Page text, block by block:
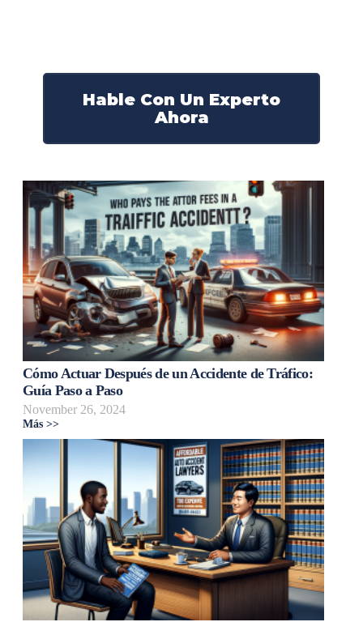
Hable Con Un Experto
Ahora
Cómo Actuar Después de un Accidente de Tráfico:
Guía Paso a Paso
November 26, 2024
Más >>